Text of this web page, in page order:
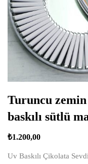
Turuncu
baskılı sütlü
₺1.200,00
Uv Baskılı Çikolata